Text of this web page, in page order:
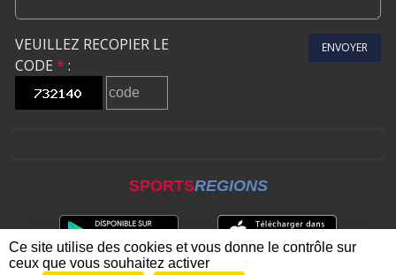
VEUILLEZ RECOPIER LE
CODE * :
ENVOYER
SPORTSREGIONS
Ce site utilise des cookies et vous donne le contrôle sur
ceux que vous souhaitez activer